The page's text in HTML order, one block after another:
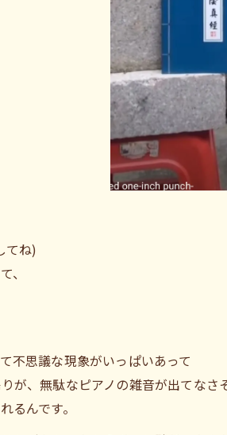
てね)
、
不思議な現象がいっぱいあって
が、無駄なピアノの雑音が出てな
るんです。